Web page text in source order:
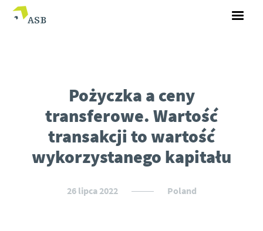
Pożyczka a ceny
transferowe. Wartość
transakcji to wartość
wykorzystanego kapitału
26 lipca 2022 Poland